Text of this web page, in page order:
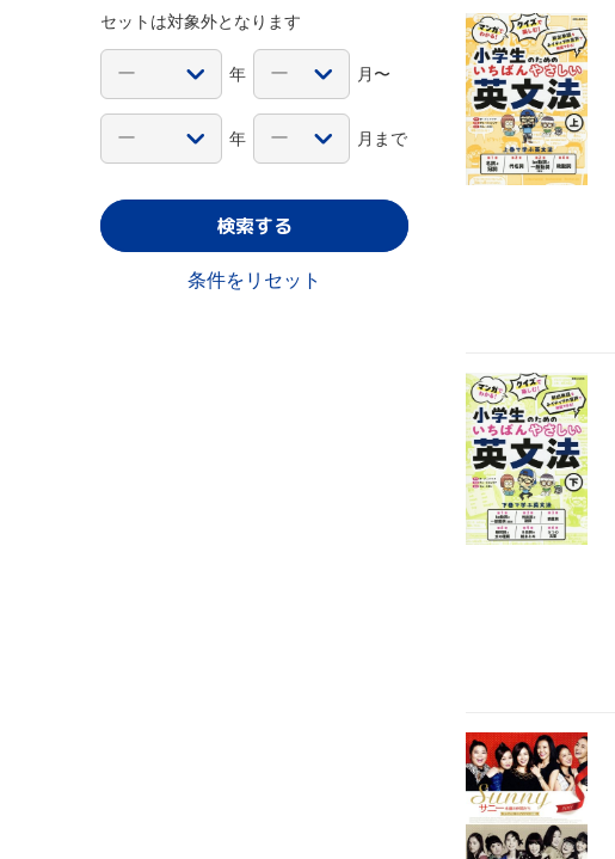
セットは対象外となります
年 月〜
年 月まで
検索する
条件をリセット